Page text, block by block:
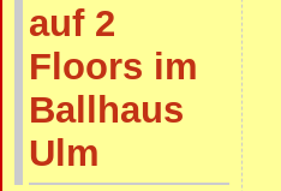
auf 2
Floors im
Ballhaus
Ulm